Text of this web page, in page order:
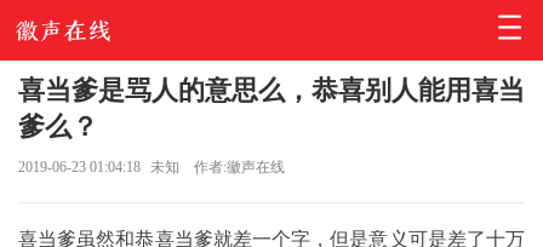
喜当爹是骂人的意思么，恭喜别人能用喜当
爹么？
2019-06-23 01:04:18 未知 作者:徽声在线
喜当爹虽然和恭喜当爹就差一个字，但是意义可是差了十万